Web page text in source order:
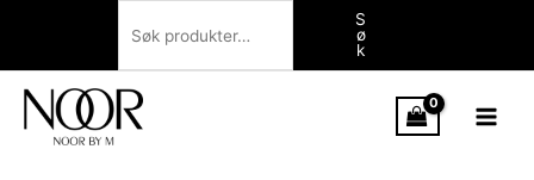
innholdet
S
ø
k